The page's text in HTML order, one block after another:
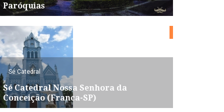
Paróquias
Sé Catedral
Sé Catedral Nossa Senhora da
Conceição (Franca-SP)